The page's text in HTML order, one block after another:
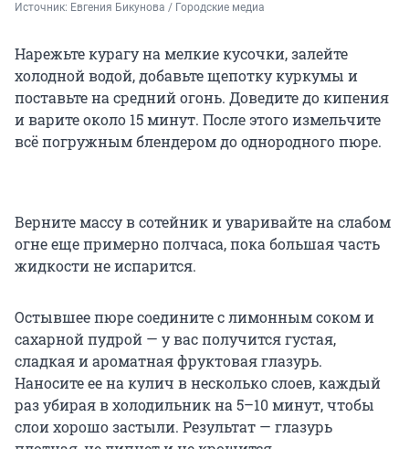
Источник: Евгения Бикунова / Городские медиа
Нарежьте курагу на мелкие кусочки, залейте
холодной водой, добавьте щепотку куркумы и
поставьте на средний огонь. Доведите до кипения
и варите около 15 минут. После этого измельчите
всё погружным блендером до однородного пюре.
Верните массу в сотейник и уваривайте на слабом
огне еще примерно полчаса, пока большая часть
жидкости не испарится.
Остывшее пюре соедините с лимонным соком и
сахарной пудрой — у вас получится густая,
сладкая и ароматная фруктовая глазурь.
Наносите ее на кулич в несколько слоев, каждый
раз убирая в холодильник на5–10 минут, чтобы
слои хорошо застыли. Результат — глазурь